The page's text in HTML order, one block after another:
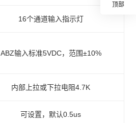
顶部
16个通道输入指示灯
ABZ输入标准5VDC，范围±10%
内部上拉或下拉电阻4.7K
可设置，默认0.5us